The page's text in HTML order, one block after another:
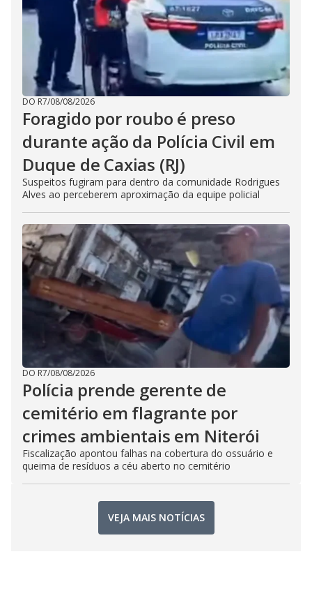
DO R7/08/08/2026
Foragido por roubo é preso
durante ação da Polícia Civil em
Duque de Caxias (RJ)
Suspeitos fugiram para dentro da comunidade Rodrigues
Alves ao perceberem aproximação da equipe policial
DO R7/08/08/2026
Polícia prende gerente de
cemitério em flagrante por
crimes ambientais em Niterói
Fiscalização apontou falhas na cobertura do ossuário e
queima de resíduos a céu aberto no cemitério
VEJA MAIS NOTÍCIAS